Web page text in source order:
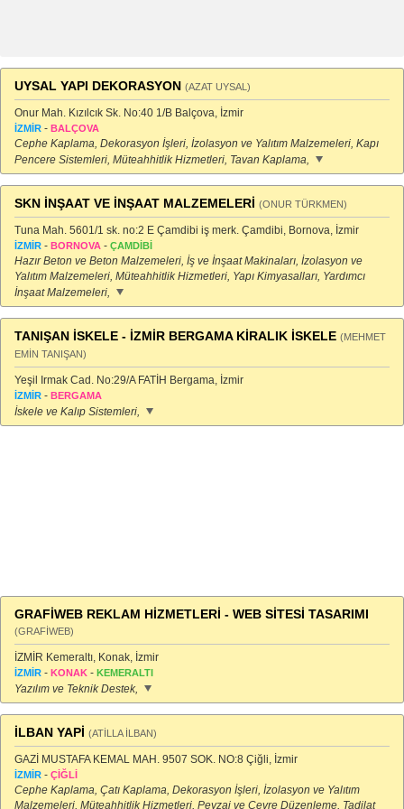
UYSAL YAPI DEKORASYON (AZAT UYSAL)
Onur Mah. Kızılcık Sk. No:40 1/B Balçova, İzmir
İZMİR - BALÇOVA
Cephe Kaplama, Dekorasyon İşleri, İzolasyon ve Yalıtım Malzemeleri, Kapı
Pencere Sistemleri, Müteahhitlik Hizmetleri, Tavan Kaplama,
SKN İNŞAAT VE İNŞAAT MALZEMELERİ (ONUR TÜRKMEN)
Tuna Mah. 5601/1 sk. no:2 E Çamdibi iş merk. Çamdibi, Bornova, İzmir
İZMİR - BORNOVA - ÇAMDİBİ
Hazır Beton ve Beton Malzemeleri, İş ve İnşaat Makinaları, İzolasyon ve
Yalıtım Malzemeleri, Müteahhitlik Hizmetleri, Yapı Kimyasalları, Yardımcı
İnşaat Malzemeleri,
TANIŞAN İSKELE - İZMİR BERGAMA KİRALIK İSKELE (MEHMET
EMİN TANIŞAN)
Yeşil Irmak Cad. No:29/A FATİH Bergama, İzmir
İZMİR - BERGAMA
İskele ve Kalıp Sistemleri,
GRAFİWEB REKLAM HİZMETLERİ - WEB SİTESİ TASARIMI
(GRAFİWEB)
İZMİR Kemeraltı, Konak, İzmir
İZMİR - KONAK - KEMERALTI
Yazılım ve Teknik Destek,
İLBAN YAPİ (ATİLLA İLBAN)
GAZİ MUSTAFA KEMAL MAH. 9507 SOK. NO:8 Çiğli, İzmir
İZMİR - ÇİĞLİ
Cephe Kaplama, Çatı Kaplama, Dekorasyon İşleri, İzolasyon ve Yalıtım
Malzemeleri, Müteahhitlik Hizmetleri, Peyzaj ve Çevre Düzenleme, Tadilat